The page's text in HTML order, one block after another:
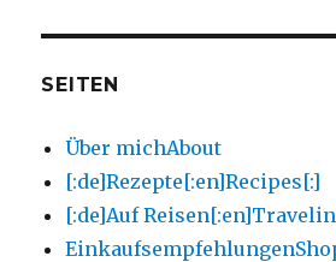
SEITEN
Über michAbout
[:de]Rezepte[:en]Recipes[:]
[:de]Auf
Einkaufsempfehlungen